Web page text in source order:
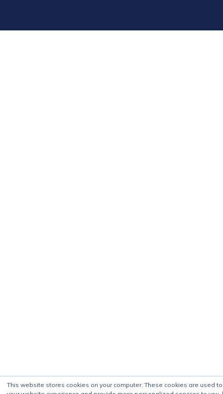
This website stores cookies on your computer. These cookies are used